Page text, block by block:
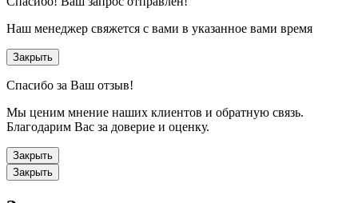
Наш менеджер свяжется с вами в указанное вами время
Закрыть
Спасибо за Ваш отзыв!
Мы ценим мнение наших клиентов и обратную связь.
Благодарим Вас за доверие и оценку.
Закрыть
Закрыть